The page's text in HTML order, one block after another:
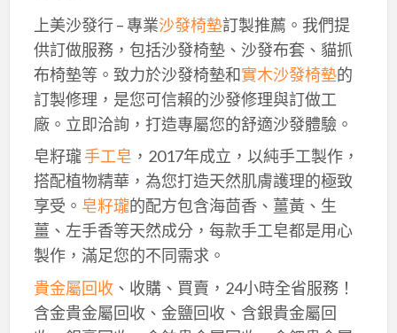
上美沙發行 – 專業沙發椅墊訂製推薦。我們提
供訂做服務，包括沙發椅墊、沙發布套、貓抓
布椅墊等。致力於沙發椅墊和實木沙發椅墊的
訂製修理，是您可信賴的沙發修理與訂做工
廠。立即洽詢，打造專屬您的舒適沙發體驗。
皂籽瓏手工皂 ，2017年成立，以純手工製作，
搭配植物精華，為您打造天然肌膚護理的極致
享受。 皂籽瓏的配方包含海茴香、薑黃、生
薑、左手香等天然成分，每款手工皂都是用心
製作，滿足您的不同需求。
貴金屬回收、收購、買賣，24小時全省服務！
含金貴金屬回收、金鹽回收、含銀貴金屬回